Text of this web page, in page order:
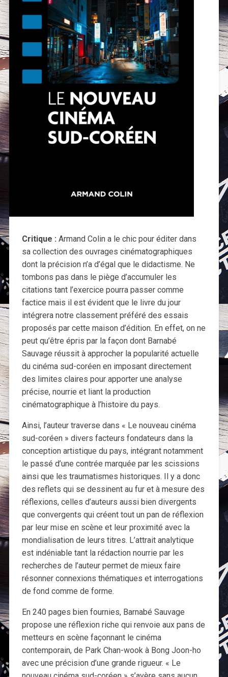
Critique : Armand Colin a le chic pour éditer dans
sa collection des ouvrages cinématographiques
dont la précision n’a d’égal que le didactisme. Ne
tombons pas dans le piège d’accumuler les
citations tant l’exercice pourra passer comme
factice mais il est évident que le livre du jour
intégrera notre classement préféré des essais
proposés par cette maison d’édition. En effet, on ne
peut qu’être épris par la façon dont Barnabé
Sauvage réussit à approcher la popularité actuelle
du cinéma sud-coréen en imposant directement
des limites claires pour apporter une analyse
précise, nourrie et liant la production
cinématographique à l’histoire du pays.
Ainsi, l’auteur traverse dans « Le nouveau cinéma
sud-coréen » divers facteurs fondateurs dans la
conception artistique du pays, intégrant notamment
le passé d’une contrée marquée par les scissions
ainsi que les traumatismes historiques. Il y a donc
des reflets qui se dessinent au fur et à mesure des
réflexions, celles d’auteurs aussi bien divergents
que convergents qui créent tout un pan de réflexion
par leur mise en scène et leur proximité avec la
mondialisation de leurs titres. L’attrait analytique
est indéniable tant la rédaction nourrie par les
recherches de l’auteur permet de mieux faire
résonner connexions thématiques et interrogations
de fond comme de forme.
En 240 pages bien fournies, Barnabé Sauvage
propose une réflexion riche qui renvoie aux pans de
metteurs en scène façonnant le cinéma
contemporain, de Park Chan-wook à Bong Joon-ho
avec une précision d’une grande rigueur. « Le